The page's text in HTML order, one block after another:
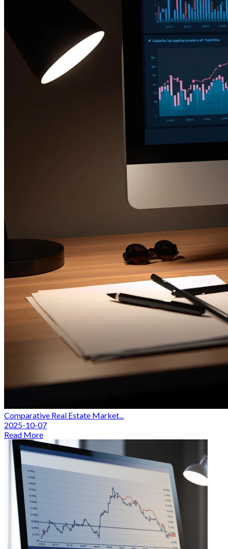
Comparative Real Estate Market...
2025-10-07
Read More